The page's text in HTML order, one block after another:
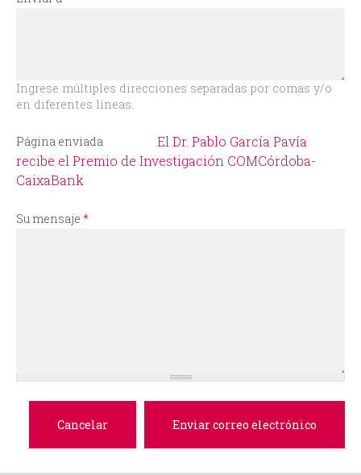
d
b
d
a
Ingrese múltiples direcciones separadas por comas y/o
en diferentes líneas.
Página enviada
El Dr. Pablo García Pavía
recibe el Premio de Investigación COMCórdoba-
CaixaBank
Su mensaje *